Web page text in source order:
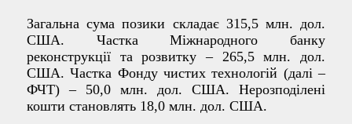
Загальна сума позики складає 315,5 млн. дол.
США. Частка Міжнародного банку
реконструкції та розвитку – 265,5 млн. дол.
США. Частка Фонду чистих технологій (далі –
ФЧТ) – 50,0 млн. дол. США. Нерозподілені
кошти становлять 18,0 млн. дол. США.